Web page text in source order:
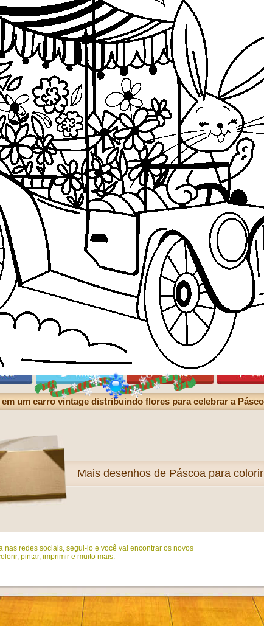
um carro vintage distribuindo flores para celebrar a
Mais desenhos de Páscoa para colorir
nas redes sociais, segui-lo e você vai encontrar os novos
pintar, imprimir e muito mais.